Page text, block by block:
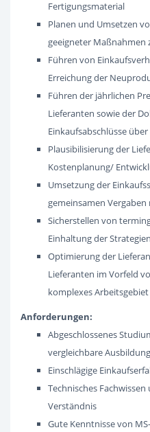
Fertigungsmaterial
Planen und Umsetzen
geeigneter Maßnahmen
Führen von
Erreichung der
Führen der jährlichen
Lieferanten sowie der
Einkaufsabschlüsse
Plausibilisierung der
Kostenplanung/
Umsetzung der
gemeinsamen
Sicherstellen von
Einhaltung der Strategien
Optimierung der
Lieferanten im Vorfeld
komplexes Arbeitsgebiet
Anforderungen:
Abgeschlossenes
vergleichbare Ausbildung
Einschlägige
Technisches
Verständnis
Gute Kenntnisse von